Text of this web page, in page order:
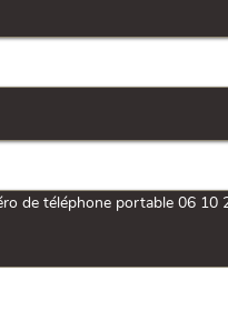
de téléphone portable 06 10